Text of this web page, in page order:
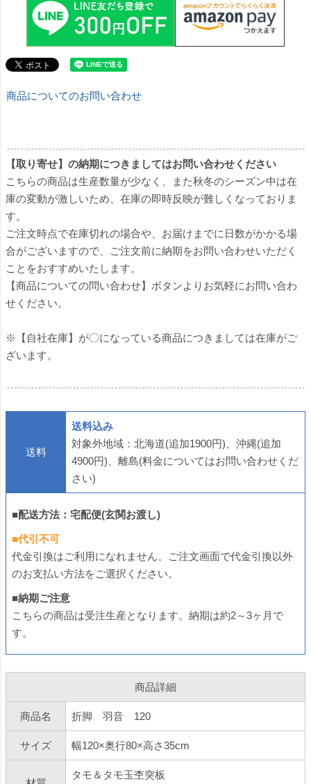
商品についてのお問い合わせ
【取り寄せ】の納期につきましてはお問い合わせください
こちらの商品は生産数量が少なく、また秋冬のシーズン中は在
庫の変動が激しいため、在庫の即時反映が難しくなっておりま
す。
ご注文時点で在庫切れの場合や、お届けまでに日数がかかる場
合がございますので、ご注文前に納期をお問い合わせいただく
ことをおすすめいたします。
【商品についての問い合わせ】ボタンよりお気軽にお問い合わ
せください。
※【自社在庫】が〇になっている商品につきましては在庫がご
ざいます。
送料
送料込み
対象外地域：北海道(追加1900円)、沖縄(追加
4900円)、離島(料金についてはお問い合わせくだ
さい)
■配送方法：宅配便(玄関お渡し)
■代引不可
代金引換はご利用になれません。ご注文画面で代金引換以外
のお支払い方法をご選択ください。
■納期ご注意
こちらの商品は受注生産となります。納期は約2～3ヶ月で
す。
商品詳細
商品名 折脚 羽音 120
サイズ 幅120×奥行80×高さ35cm
タモ＆タモ玉杢突板